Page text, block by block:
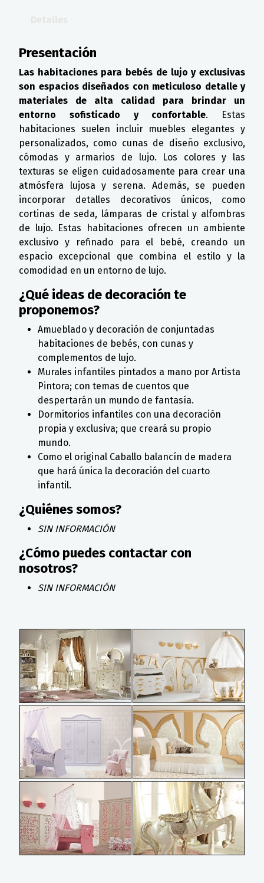
Presentación
Las habitaciones para bebés de lujo y exclusivas
son espacios diseñados con meticuloso detalle y
materiales de alta calidad para brindar un
entorno sofisticado y confortable. Estas
habitaciones suelen incluir muebles elegantes y
personalizados, como cunas de diseño exclusivo,
cómodas y armarios de lujo. Los colores y las
texturas se eligen cuidadosamente para crear una
atmósfera lujosa y serena. Además, se pueden
incorporar detalles decorativos únicos, como
cortinas de seda, lámparas de cristal y alfombras
de lujo. Estas habitaciones ofrecen un ambiente
exclusivo y refinado para el bebé, creando un
espacio excepcional que combina el estilo y la
comodidad en un entorno de lujo.
¿Qué ideas de decoración te
proponemos?
Amueblado y decoración de conjuntadas
habitaciones de bebés, con cunas y
complementos de lujo.
Murales infantiles pintados a mano por Artista
Pintora; con temas de cuentos que
despertarán un mundo de fantasía.
Dormitorios infantiles con una decoración
propia y exclusiva; que creará su propio
mundo.
Como el original Caballo balancín de madera
que hará única la decoración del cuarto
infantil.
¿Quiénes somos?
SIN INFORMACIÓN
¿Cómo puedes contactar con
nosotros?
SIN INFORMACIÓN